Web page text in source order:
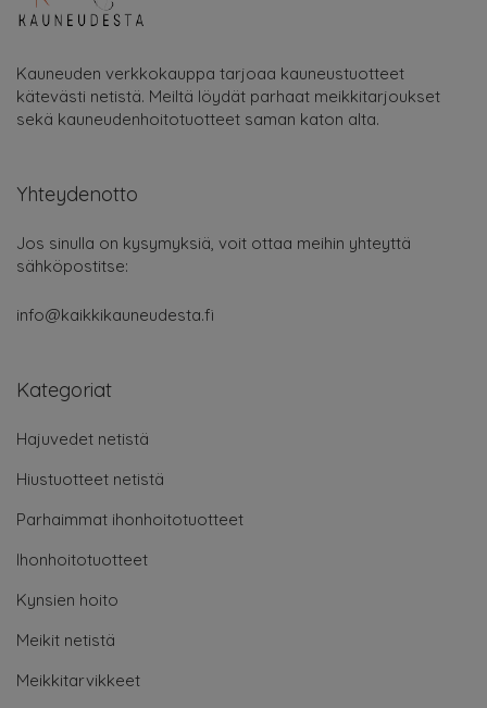
Kauneuden verkkokauppa tarjoaa kauneustuotteet
kätevästi netistä. Meiltä löydät parhaat meikkitarjoukset
sekä kauneudenhoitotuotteet saman katon alta.
Yhteydenotto
Jos sinulla on kysymyksiä, voit ottaa meihin yhteyttä
sähköpostitse:
info@kaikkikauneudesta.fi
Kategoriat
Hajuvedet netistä
Hiustuotteet netistä
Parhaimmat ihonhoitotuotteet
Ihonhoitotuotteet
Kynsien hoito
Meikit netistä
Meikkitarvikkeet